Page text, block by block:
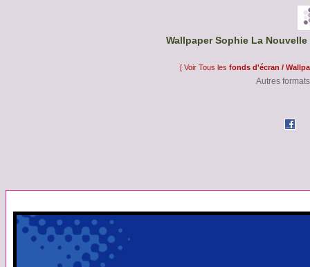
Wallpaper Sophie La
[ Voir Tous les fonds d'écran /
Autres